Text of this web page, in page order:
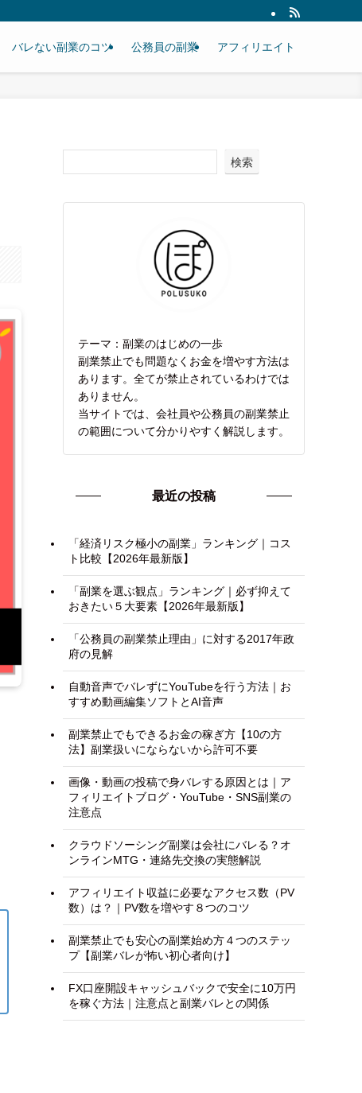
バレない副業のコツ 公務員の副業 アフィリエイト
検索
テーマ：副業のはじめの一歩
副業禁止でも問題なくお金を増やす方法は
あります。全てが禁止されているわけでは
ありません。
当サイトでは、会社員や公務員の副業禁止
の範囲について分かりやすく解説します。
最近の投稿
「経済リスク極小の副業」ランキング｜コス
ト比較【2026年最新版】
「副業を選ぶ観点」ランキング｜必ず抑えて
おきたい５大要素【2026年最新版】
「公務員の副業禁止理由」に対する2017年政
府の見解
自動音声でバレずにYouTubeを行う方法｜お
すすめ動画編集ソフトとAI音声
副業禁止でもできるお金の稼ぎ方【10の方
法】副業扱いにならないから許可不要
画像・動画の投稿で身バレする原因とは｜ア
フィリエイトブログ・YouTube・SNS副業の
注意点
クラウドソーシング副業は会社にバレる？オ
ンラインMTG・連絡先交換の実態解説
アフィリエイト収益に必要なアクセス数（PV
数）は？｜PV数を増やす８つのコツ
副業禁止でも安心の副業始め方４つのステッ
プ【副業バレが怖い初心者向け】
FX口座開設キャッシュバックで安全に10万円
を稼ぐ方法｜注意点と副業バレとの関係